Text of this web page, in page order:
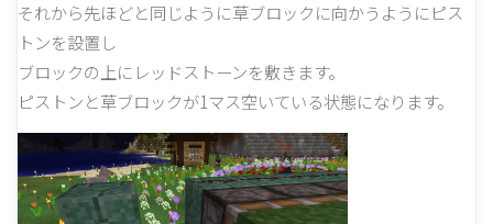
それから先ほどと同じように草ブロックに向かうようにピス
トンを設置し
ブロックの上にレッドストーンを敷きます。
ピストンと草ブロックが1マス空いている状態になります。